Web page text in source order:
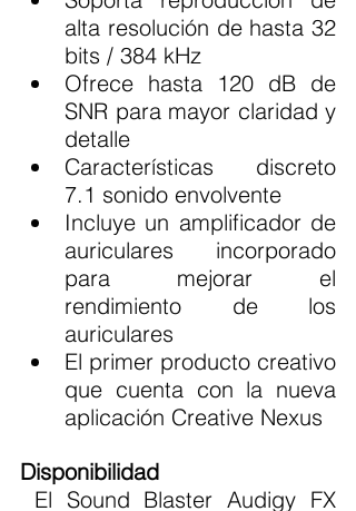
alta resolución de hasta 32
bits / 384 kHz
Ofrece hasta 120 dB de
SNR para mayor claridad y
detalle
Características discreto
7.1 sonido envolvente
Incluye un amplificador de
auriculares incorporado
para mejorar el
rendimiento de los
auriculares
El primer producto creativo
que cuenta con la nueva
aplicación Creative Nexus
Disponibilidad